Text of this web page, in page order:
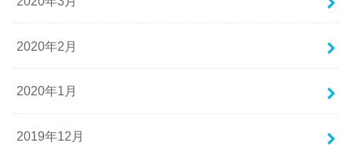
2020年2月
2020年1月
2019年12月